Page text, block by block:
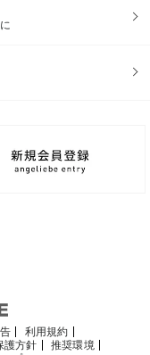
利用規約
護方針
推奨環境